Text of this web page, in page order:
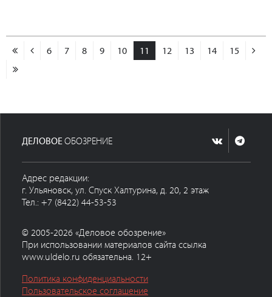
6 7 8 9 10 11 12 13 14 15
ДЕЛОВОЕ ОБОЗРЕНИЕ
Адрес редакции:
г. Ульяновск, ул. Спуск Халтурина, д. 20, 2 этаж
Тел.: +7 (8422) 44-53-53
© 2005-2026 «Деловое обозрение»
При использовании материалов сайта ссылка
www.uldelo.ru обязательна. 12+
Политика конфиденциальности
Пользовательское соглашение